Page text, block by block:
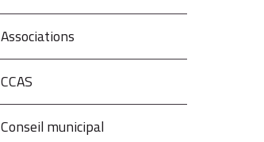
Associations
CCAS
Conseil municipal